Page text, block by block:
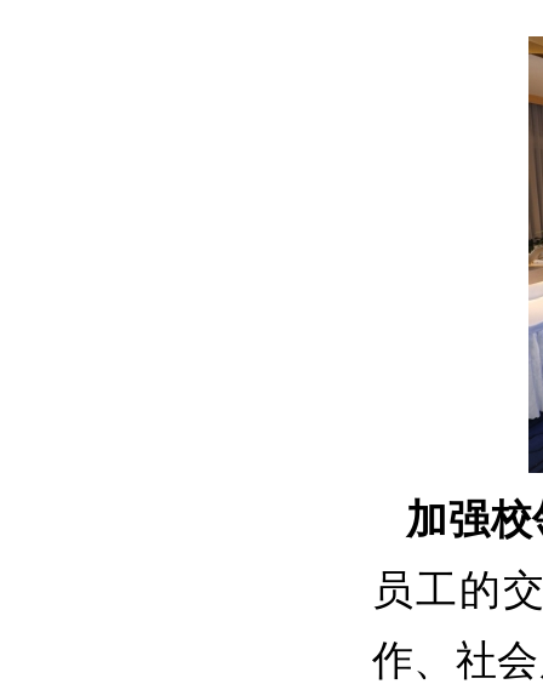
加强
员工的
作、社